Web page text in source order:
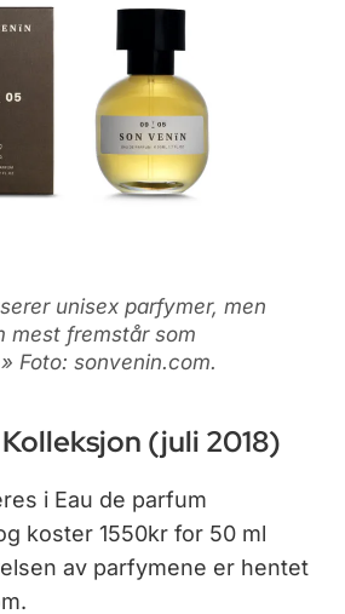
unisex parfymer, men
mest fremstår som
Foto: sonvenin.com.
(juli 2018)
i Eau de parfum
koster 1550kr for 50 ml
av parfymene er hentet